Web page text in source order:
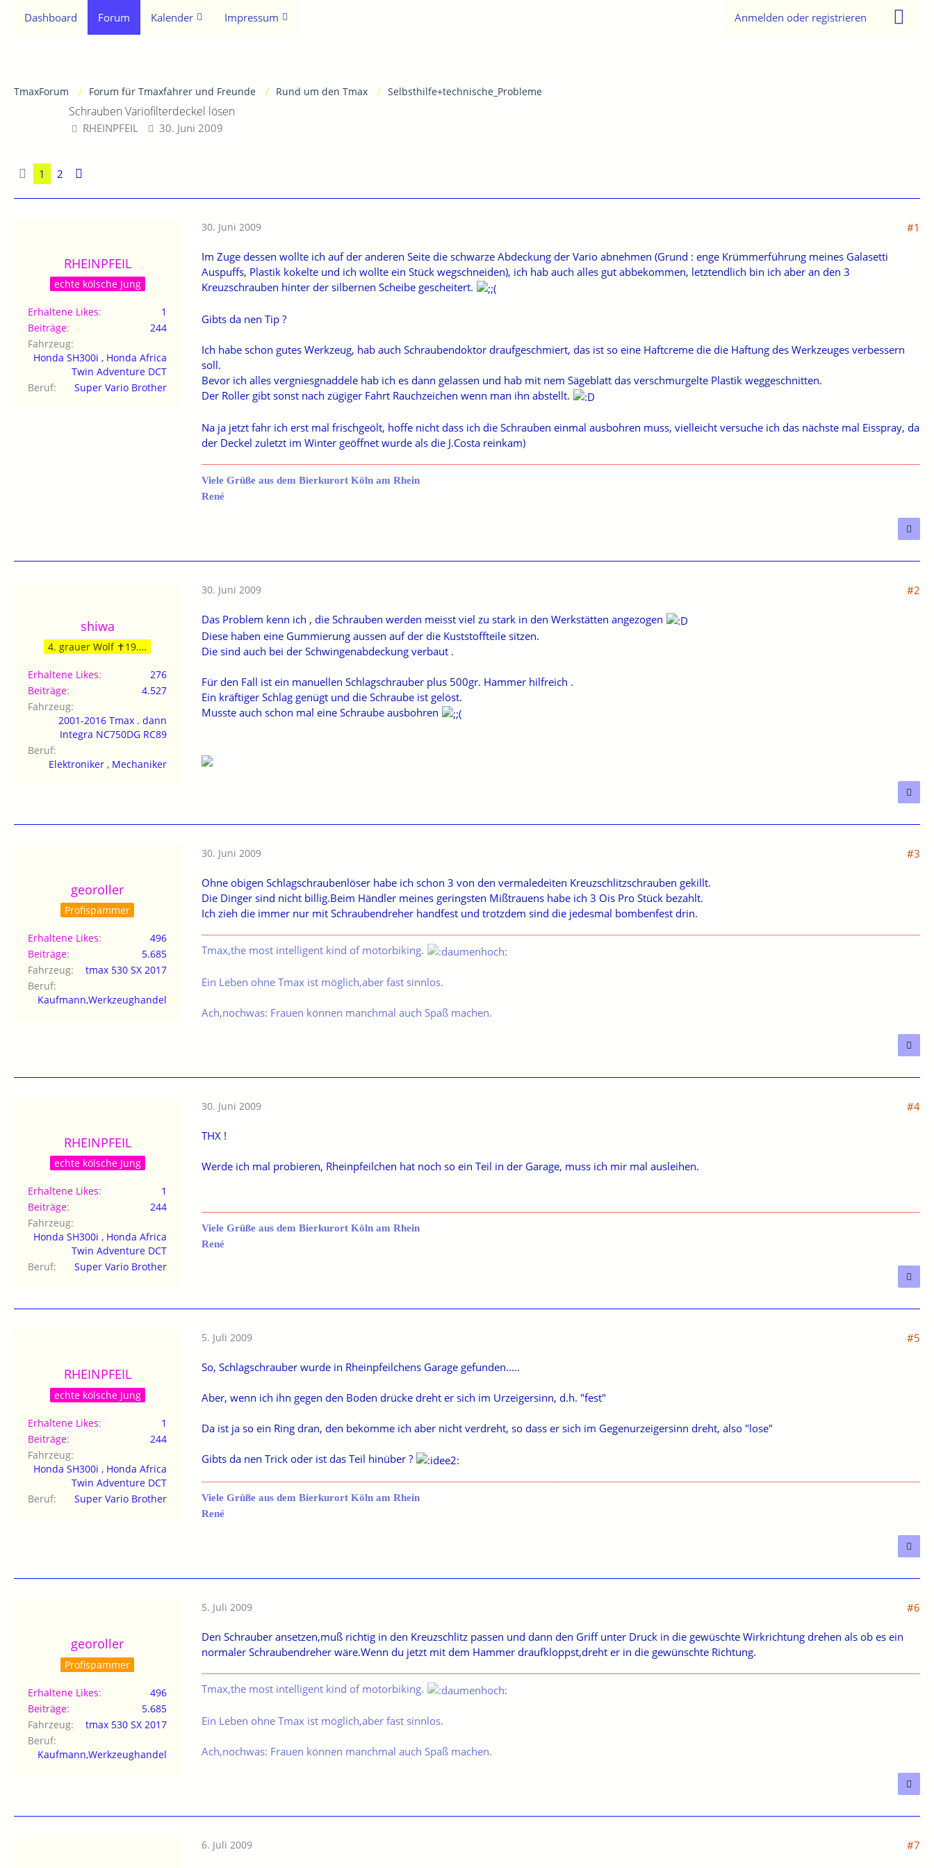
Dashboard Forum Kalender Impressum Anmelden oder registrieren
TmaxForum Forum für Tmaxfahrer und Freunde Rund um den Tmax Selbsthilfe+technische_Probleme
Schrauben Variofilterdeckel lösen
RHEINPFEIL 30. Juni 2009
1 2
RHEINPFEIL
echte kölsche Jung
Erhaltene Likes
1
Beiträge
244
Fahrzeug
Honda SH300i , Honda Africa
Twin Adventure DCT
Beruf
Super Vario Brother
30. Juni 2009 #1
Im Zuge dessen wollte ich auf der anderen Seite die schwarze Abdeckung der Vario abnehmen (Grund : enge Krümmerführung meines Galasetti
Auspuffs, Plastik kokelte und ich wollte ein Stück wegschneiden), ich hab auch alles gut abbekommen, letztendlich bin ich aber an den 3
Kreuzschrauben hinter der silbernen Scheibe gescheitert.
Gibts da nen Tip ?
Ich habe schon gutes Werkzeug, hab auch Schraubendoktor draufgeschmiert, das ist so eine Haftcreme die die Haftung des Werkzeuges verbessern
soll.
Bevor ich alles vergniesgnaddele hab ich es dann gelassen und hab mit nem Sägeblatt das verschmurgelte Plastik weggeschnitten.
Der Roller gibt sonst nach zügiger Fahrt Rauchzeichen wenn man ihn abstellt.
Na ja jetzt fahr ich erst mal frischgeölt, hoffe nicht dass ich die Schrauben einmal ausbohren muss, vielleicht versuche ich das nächste mal Eisspray, da
der Deckel zuletzt im Winter geöffnet wurde als die J.Costa reinkam)
Viele Grüße aus dem Bierkurort Köln am Rhein
René
shiwa
4. grauer Wolf ✝19.09.24
Erhaltene Likes
276
Beiträge
4.527
Fahrzeug
2001-2016 Tmax . dann
Integra NC750DG RC89
Beruf
Elektroniker , Mechaniker
30. Juni 2009 #2
Das Problem kenn ich , die Schrauben werden meisst viel zu stark in den Werkstätten angezogen
Diese haben eine Gummierung aussen auf der die Kuststoffteile sitzen.
Die sind auch bei der Schwingenabdeckung verbaut .
Für den Fall ist ein manuellen Schlagschrauber plus 500gr. Hammer hilfreich .
Ein kräftiger Schlag genügt und die Schraube ist gelöst.
Musste auch schon mal eine Schraube ausbohren
georoller
Profispammer
Erhaltene Likes
496
Beiträge
5.685
Fahrzeug
tmax 530 SX 2017
Beruf
Kaufmann,Werkzeughandel
30. Juni 2009 #3
Ohne obigen Schlagschraubenlöser habe ich schon 3 von den vermaledeiten Kreuzschlitzschrauben gekillt.
Die Dinger sind nicht billig.Beim Händler meines geringsten Mißtrauens habe ich 3 Ois Pro Stück bezahlt.
Ich zieh die immer nur mit Schraubendreher handfest und trotzdem sind die jedesmal bombenfest drin.
Tmax,the most intelligent kind of motorbiking.
Ein Leben ohne Tmax ist möglich,aber fast sinnlos.
Ach,nochwas: Frauen können manchmal auch Spaß machen.
RHEINPFEIL
echte kölsche Jung
Erhaltene Likes
1
Beiträge
244
Fahrzeug
Honda SH300i , Honda Africa
Twin Adventure DCT
Beruf
Super Vario Brother
30. Juni 2009 #4
THX !
Werde ich mal probieren, Rheinpfeilchen hat noch so ein Teil in der Garage, muss ich mir mal ausleihen.
Viele Grüße aus dem Bierkurort Köln am Rhein
René
RHEINPFEIL
echte kölsche Jung
Erhaltene Likes
1
Beiträge
244
Fahrzeug
Honda SH300i , Honda Africa
Twin Adventure DCT
Beruf
Super Vario Brother
5. Juli 2009 #5
So, Schlagschrauber wurde in Rheinpfeilchens Garage gefunden.....
Aber, wenn ich ihn gegen den Boden drücke dreht er sich im Urzeigersinn, d.h. "fest"
Da ist ja so ein Ring dran, den bekomme ich aber nicht verdreht, so dass er sich im Gegenurzeigersinn dreht, also "lose"
Gibts da nen Trick oder ist das Teil hinüber ?
Viele Grüße aus dem Bierkurort Köln am Rhein
René
georoller
Profispammer
Erhaltene Likes
496
Beiträge
5.685
Fahrzeug
tmax 530 SX 2017
Beruf
Kaufmann,Werkzeughandel
5. Juli 2009 #6
Den Schrauber ansetzen,muß richtig in den Kreuzschlitz passen und dann den Griff unter Druck in die gewüschte Wirkrichtung drehen als ob es ein
normaler Schraubendreher wäre.Wenn du jetzt mit dem Hammer draufkloppst,dreht er in die gewünschte Richtung.
Tmax,the most intelligent kind of motorbiking.
Ein Leben ohne Tmax ist möglich,aber fast sinnlos.
Ach,nochwas: Frauen können manchmal auch Spaß machen.
6. Juli 2009 #7